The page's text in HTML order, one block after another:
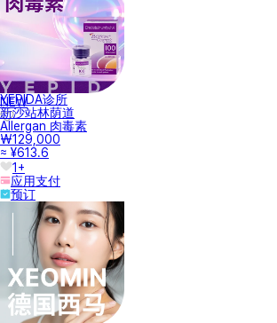
NEW
YEPIDA诊所
新沙站林荫道
Allergan 肉毒素
₩129,000
≈ ¥613.6
1+
应用支付
预订